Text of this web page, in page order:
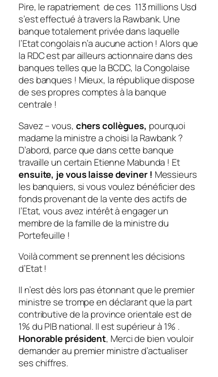
Pire, le rapatriement de ces 113 millions Usd
s’est effectué à travers la Rawbank. Une
banque totalement privée dans laquelle
l’Etat congolais n’a aucune action ! Alors que
la RDC est par ailleurs actionnaire dans des
banques telles que la BCDC, la Congolaise
des banques ! Mieux, la république dispose
de ses propres comptes à la banque
centrale !
Savez – vous, chers collègues, pourquoi
madame la ministre a choisi la Rawbank ?
D’abord, parce que dans cette banque
travaille un certain Etienne Mabunda ! Et
ensuite, je vous laisse deviner ! Messieurs
les banquiers, si vous voulez bénéficier des
fonds provenant de la vente des actifs de
l’Etat, vous avez intérêt à engager un
membre de la famille de la ministre du
Portefeuille !
Voilà comment se prennent les décisions
d’Etat !
Il n’est dès lors pas étonnant que le premier
ministre se trompe en déclarant que la part
contributive de la province orientale est de
1% du PIB national. Il est supérieur à 1% .
Honorable président, Merci de bien vouloir
demander au premier ministre d’actualiser
ses chiffres.